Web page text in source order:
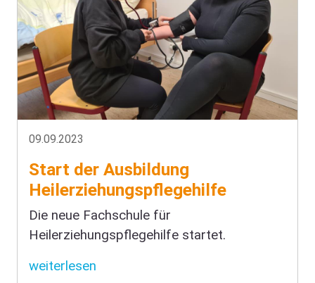
09.09.2023
Start der Ausbildung
Heilerziehungspflegehilfe
Die neue Fachschule für
Heilerziehungspflegehilfe startet.
weiterlesen